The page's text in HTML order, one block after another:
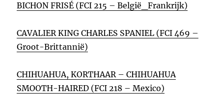
BICHON FRISÉ (FCI 215 – België_Frankrijk)
CAVALIER KING CHARLES SPANIEL (FCI 469 –
Groot-Brittannië)
CHIHUAHUA, KORTHAAR – CHIHUAHUA
SMOOTH-HAIRED (FCI 218 – Mexico)